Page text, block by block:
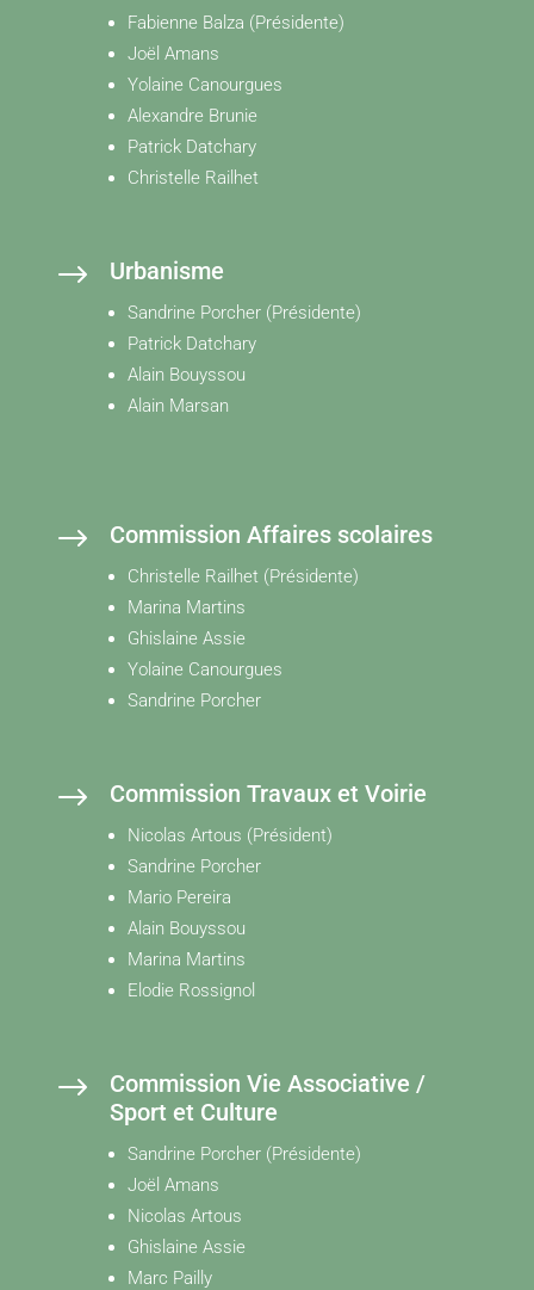
Fabienne Balza (Présidente)
Joël Amans
Yolaine Canourgues
Alexandre Brunie
Patrick Datchary
Christelle Railhet
$ Urbanisme
Sandrine Porcher (Présidente)
Patrick Datchary
Alain Bouyssou
Alain Marsan
$ Commission Affaires scolaires
Christelle Railhet (Présidente)
Marina Martins
Ghislaine Assie
Yolaine Canourgues
Sandrine Porcher
$ Commission Travaux et Voirie
Nicolas Artous (Président)
Sandrine Porcher
Mario Pereira
Alain Bouyssou
Marina Martins
Elodie Rossignol
$
Commission Vie Associative /
Sport et Culture
Sandrine Porcher (Présidente)
Joël Amans
Nicolas Artous
Ghislaine Assie
Marc Pailly